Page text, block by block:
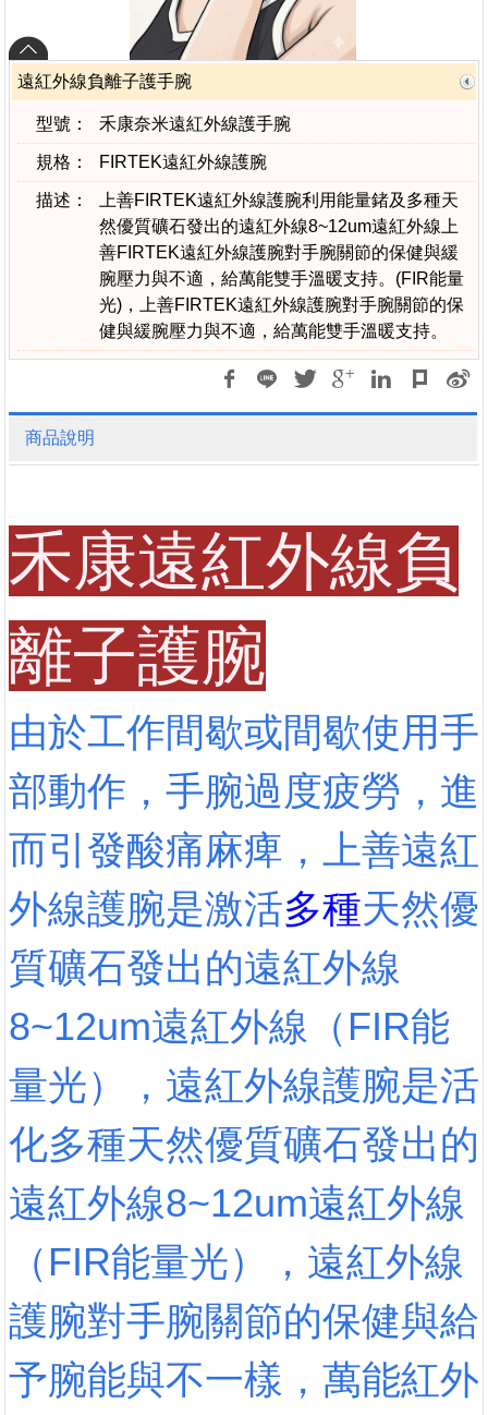
遠紅外線負離子護手腕
型號： 禾康奈米遠紅外線護手腕
規格： FIRTEK遠紅外線護腕
描述：
上善FIRTEK遠紅外線護腕利用能量鍺及多種天
然優質礦石發出的遠紅外線8~12um遠紅外線上
善FIRTEK遠紅外線護腕對手腕關節的保健與緩
腕壓力與不適，給萬能雙手溫暖支持。(FIR能量
光)，上善FIRTEK遠紅外線護腕對手腕關節的保
健與緩腕壓力與不適，給萬能雙手溫暖支持。
商品說明
禾康遠紅外線負
離子護腕
由於工作間歇或間歇使用手
部動作，手腕過度疲勞，進
而引發酸痛麻痺，上善遠紅
外線護腕是激活多種天然優
質礦石發出的遠紅外線
8~12um遠紅外線（FIR能
量光），遠紅外線護腕是活
化多種天然優質礦石發出的
遠紅外線8~12um遠紅外線
（FIR能量光），遠紅外線
護腕對手腕關節的保健與給
予腕能與不一樣，萬能紅外